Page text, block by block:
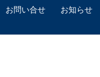
お問い合せ お知らせ